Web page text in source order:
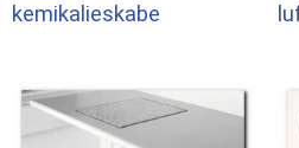
kemikalieskabe